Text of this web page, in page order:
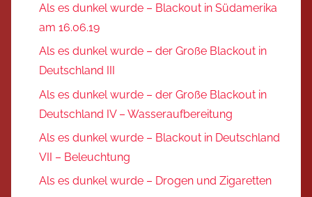
Als es dunkel wurde – Blackout in Südamerika
am 16.06.19
Als es dunkel wurde – der Große Blackout in
Deutschland III
Als es dunkel wurde – der Große Blackout in
Deutschland IV – Wasseraufbereitung
Als es dunkel wurde – Blackout in Deutschland
VII – Beleuchtung
Als es dunkel wurde – Drogen und Zigaretten